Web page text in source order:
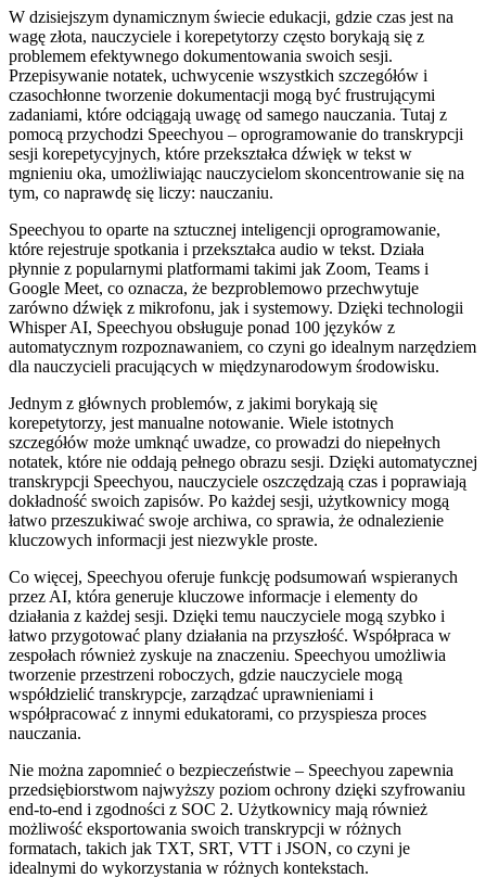
W dzisiejszym dynamicznym świecie edukacji, gdzie czas jest na
wagę złota, nauczyciele i korepetytorzy często borykają się z
problemem efektywnego dokumentowania swoich sesji.
Przepisywanie notatek, uchwycenie wszystkich szczegółów i
czasochłonne tworzenie dokumentacji mogą być frustrującymi
zadaniami, które odciągają uwagę od samego nauczania. Tutaj z
pomocą przychodzi Speechyou – oprogramowanie do transkrypcji
sesji korepetycyjnych, które przekształca dźwięk w tekst w
mgnieniu oka, umożliwiając nauczycielom skoncentrowanie się na
tym, co naprawdę się liczy: nauczaniu.
Speechyou to oparte na sztucznej inteligencji oprogramowanie,
które rejestruje spotkania i przekształca audio w tekst. Działa
płynnie z popularnymi platformami takimi jak Zoom, Teams i
Google Meet, co oznacza, że bezproblemowo przechwytuje
zarówno dźwięk z mikrofonu, jak i systemowy. Dzięki technologii
Whisper AI, Speechyou obsługuje ponad 100 języków z
automatycznym rozpoznawaniem, co czyni go idealnym narzędziem
dla nauczycieli pracujących w międzynarodowym środowisku.
Jednym z głównych problemów, z jakimi borykają się
korepetytorzy, jest manualne notowanie. Wiele istotnych
szczegółów może umknąć uwadze, co prowadzi do niepełnych
notatek, które nie oddają pełnego obrazu sesji. Dzięki automatycznej
transkrypcji Speechyou, nauczyciele oszczędzają czas i poprawiają
dokładność swoich zapisów. Po każdej sesji, użytkownicy mogą
łatwo przeszukiwać swoje archiwa, co sprawia, że odnalezienie
kluczowych informacji jest niezwykle proste.
Co więcej, Speechyou oferuje funkcję podsumowań wspieranych
przez AI, która generuje kluczowe informacje i elementy do
działania z każdej sesji. Dzięki temu nauczyciele mogą szybko i
łatwo przygotować plany działania na przyszłość. Współpraca w
zespołach również zyskuje na znaczeniu. Speechyou umożliwia
tworzenie przestrzeni roboczych, gdzie nauczyciele mogą
współdzielić transkrypcje, zarządzać uprawnieniami i
współpracować z innymi edukatorami, co przyspiesza proces
nauczania.
Nie można zapomnieć o bezpieczeństwie – Speechyou zapewnia
przedsiębiorstwom najwyższy poziom ochrony dzięki szyfrowaniu
end-to-end i zgodności z SOC 2. Użytkownicy mają również
możliwość eksportowania swoich transkrypcji w różnych
formatach, takich jak TXT, SRT, VTT i JSON, co czyni je
idealnymi do wykorzystania w różnych kontekstach.